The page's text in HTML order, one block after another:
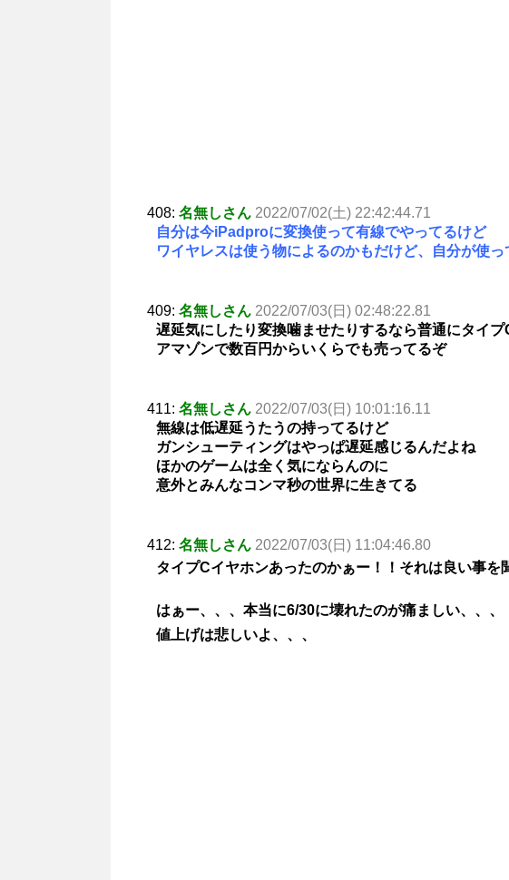
408: 名無しさん 2022/07/02(土) 22:42:44.71
自分は今iPadproに変換使って有線でやってるけど
ワイヤレスは使う物によるのかもだけど、自分が使
409: 名無しさん 2022/07/03(日) 02:48:22.81
遅延気にしたり変換噛ませたりするなら普通にタイ
アマゾンで数百円からいくらでも売ってるぞ
411: 名無しさん 2022/07/03(日) 10:01:16.11
無線は低遅延うたうの持ってるけど
ガンシューティングはやっぱ遅延感じるんだよね
ほかのゲームは全く気にならんのに
意外とみんなコンマ秒の世界に生きてる
412: 名無しさん 2022/07/03(日) 11:04:46.80
タイプCイヤホンあったのかぁー！！それは良い事を
はぁー、、、本当に6/30に壊れたのが痛ましい、、、
値上げは悲しいよ、、、